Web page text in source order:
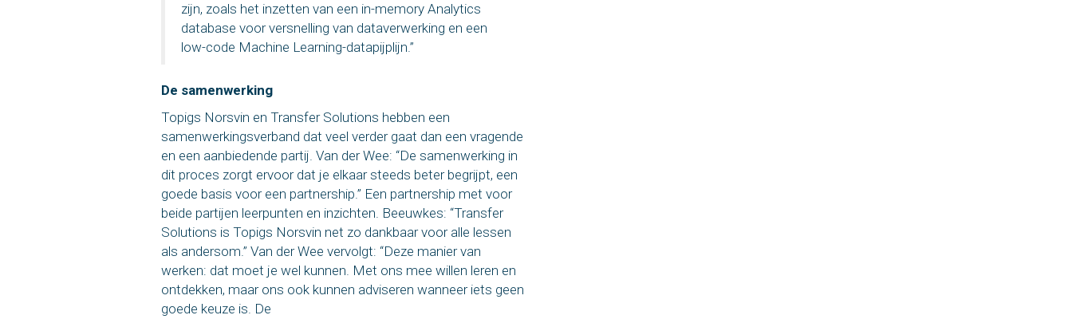
zijn, zoals het inzetten van een in-memory Analytics
database voor versnelling van dataverwerking en een
low-code Machine Learning-datapijplijn.”
De samenwerking
Topigs Norsvin en Transfer Solutions hebben een
samenwerkingsverband dat veel verder gaat dan een vragende
en een aanbiedende partij. Van der Wee: “De samenwerking in
dit proces zorgt ervoor dat je elkaar steeds beter begrijpt, een
goede basis voor een partnership.” Een partnership met voor
beide partijen leerpunten en inzichten. Beeuwkes: “Transfer
Solutions is Topigs Norsvin net zo dankbaar voor alle lessen
als andersom.” Van der Wee vervolgt: “Deze manier van
werken: dat moet je wel kunnen. Met ons mee willen leren en
ontdekken, maar ons ook kunnen adviseren wanneer iets geen
goede keuze is. De